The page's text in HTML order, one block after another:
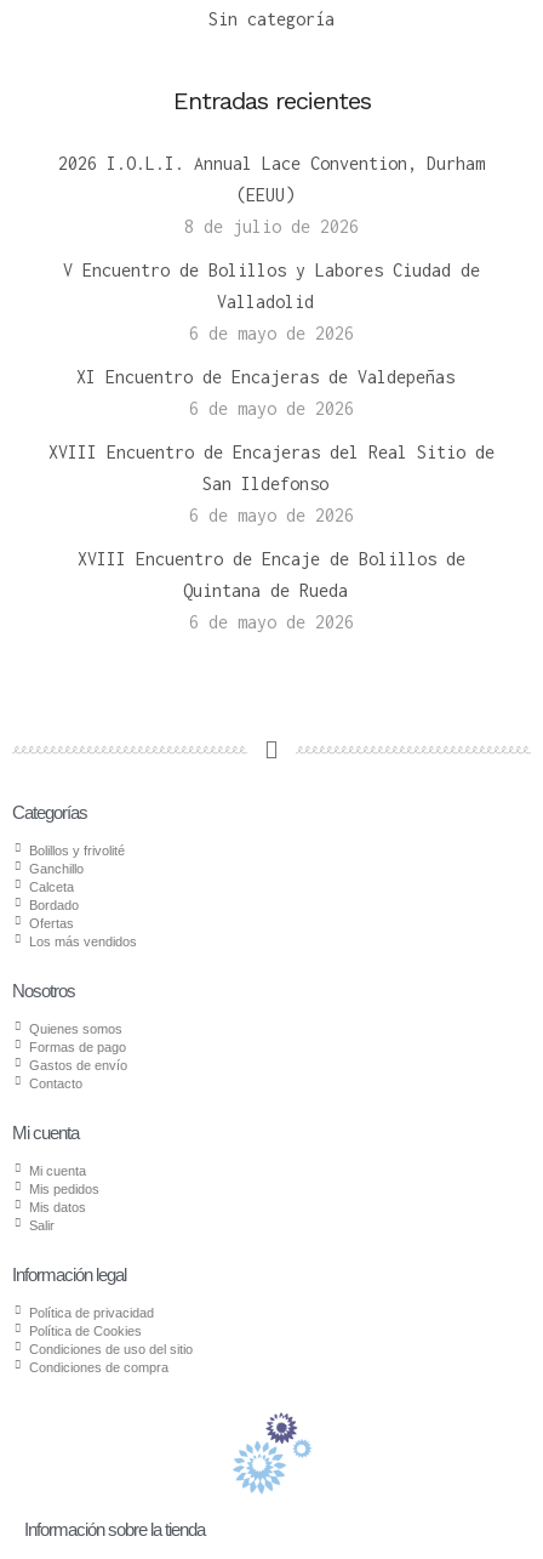
Sin categoría
Entradas recientes
2026 I.O.L.I. Annual Lace Convention, Durham
(EEUU)
8 de julio de 2026
V Encuentro de Bolillos y Labores Ciudad de
Valladolid
6 de mayo de 2026
XI Encuentro de Encajeras de Valdepeñas
6 de mayo de 2026
XVIII Encuentro de Encajeras del Real Sitio de
San Ildefonso
6 de mayo de 2026
XVIII Encuentro de Encaje de Bolillos de
Quintana de Rueda
6 de mayo de 2026
Categorías
Bolillos y frivolité
Ganchillo
Calceta
Bordado
Ofertas
Los más vendidos
Nosotros
Quienes somos
Formas de pago
Gastos de envío
Contacto
Mi cuenta
Mi cuenta
Mis pedidos
Mis datos
Salir
Información legal
Política de privacidad
Política de Cookies
Condiciones de uso del sitio
Condiciones de compra
Información sobre la tienda